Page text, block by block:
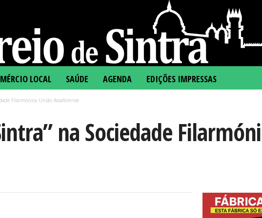
LOCAL SAÚDE AGENDA EDIÇÕES IMPRESSAS
Filarmónica União Assaforense
na Sociedade